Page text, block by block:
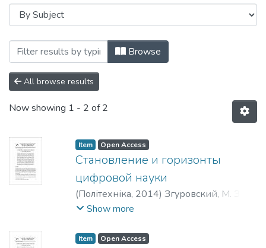
Browsing Системні дослідження та
Browse
All browse results
Now showing 1 - 2 of 2
Item Open Access
Становление и горизонты
цифровой науки
(Політехніка, 2014) Згуровский, М. З.
Петренко, А. И.
Іванович;Zgurovsky, M. Z.
Show more
Item Open Access